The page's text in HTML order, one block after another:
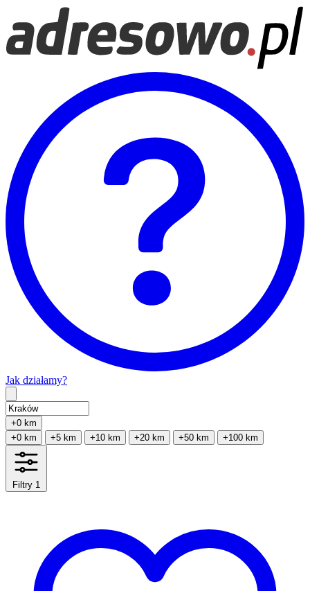
Jak działamy?
+0 km
+0 km
+5 km +10 km +20 km +50 km +100 km
Filtry 1